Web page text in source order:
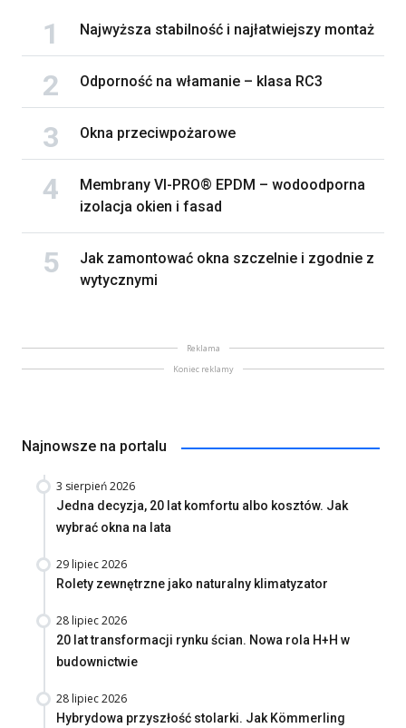
Najwyższa stabilność i najłatwiejszy montaż
Odporność na włamanie – klasa RC3
Okna przeciwpożarowe
Membrany VI-PRO® EPDM – wodoodporna
izolacja okien i fasad
Jak zamontować okna szczelnie i zgodnie z
wytycznymi
Reklama
Koniec reklamy
Najnowsze na portalu
3 sierpień 2026
Jedna decyzja, 20 lat komfortu albo kosztów. Jak
wybrać okna na lata
29 lipiec 2026
Rolety zewnętrzne jako naturalny klimatyzator
28 lipiec 2026
20 lat transformacji rynku ścian. Nowa rola H+H w
budownictwie
28 lipiec 2026
Hybrydowa przyszłość stolarki. Jak Kömmerling